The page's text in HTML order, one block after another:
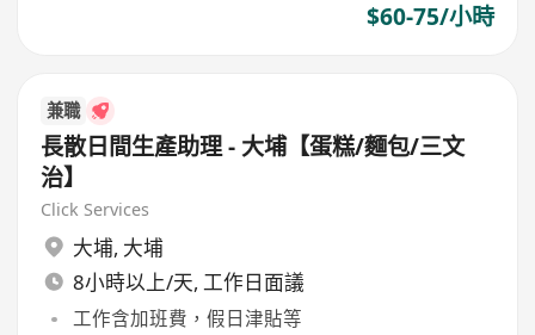
$60-75/小時
兼職
長散日間生產助理 - 大埔【蛋糕/麵包/三文
治】
Click Services
大埔, 大埔
8小時以上/天, 工作日面議
工作含加班費，假日津貼等